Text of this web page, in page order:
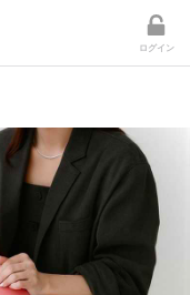
ログイン